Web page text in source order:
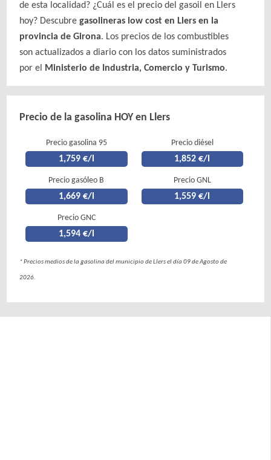
de esta localidad? ¿Cuál es el precio del gasoil en Llers
hoy? Descubregasolineras low cost en Llers en la
provincia de Girona. Los precios de los combustibles
son actualizados a diario con los datos suministrados
por el
Ministerio de Industria, Comercio y Turismo.
Precio de la gasolina HOY en Llers
Precio gasolina 95
1,759 €/l
Precio diésel
1,852 €/l
Precio gasóleo B
1,669 €/l
Precio GNL
1,559 €/l
Precio GNC
1,594 €/l
* Precios medios de la gasolina del municipio de Llers el día 09 de Agosto de
2026.